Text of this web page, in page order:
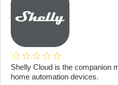
Shelly Cloud is the companion
home automation devices.